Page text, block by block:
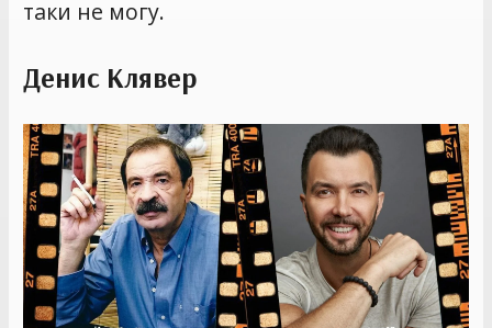
таки не могу.
Денис Клявер